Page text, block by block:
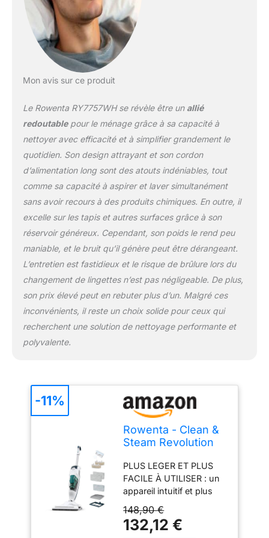
ESSENTIELLES : situé
sur la tête d'aspiration ;
versez quelques gouttes
d'huiles essentielles sur
vapeur diffuser le parfum
dans toute la pièce
REPARABILITE 15 ANS
AU JUSTE PRIX :
engagement de
réparabilité 15 ans au
juste prix grâce à notre
réseau de 6200
monde, pour contribuer
à la protection de
l’environnement et à la
réduction des déchets
SOLS : parquet,
carrelage, vinyle et
tapis/moquettes grâce à
l'accessoire Ultra Glider
assure une séparation
optimale de l'air et de la
poussière pour des
résultats et une
performance longue
durée ENTRETIEN
FACILE : le système de
cartouche anticalcaire
prolonge la durée de vie
nettoyage efficace
REMPLISSAGE
Mon avis sur ce produit
Le Rowenta RY7757WH se révèle être un allié
redoutablepour le ménage grâce à sa capacité à
nettoyer avec efficacité et à simplifier grandement le
quotidien. Son design attrayant et son cordon
d’alimentation long sont des atouts indéniables, tout
comme sa capacité à aspirer et laver simultanément
sans avoir recours à des produits chimiques. En outre, il
excelle sur les tapis et autres surfaces grâce à son
réservoir généreux. Cependant, son poids le rend peu
maniable, et le bruit qu’il génère peut être dérangeant.
L’entretien est fastidieux et le risque de brûlure lors du
changement de lingettes n’est pas négligeable. De plus,
son prix élevé peut en rebuter plus d’un. Malgré ces
inconvénients, il reste un choix solide pour ceux qui
recherchent une solution de nettoyage performante et
polyvalente.
Rowenta - Clean &
Steam Revolution
Vapeur 2-en-1-
7757w
PLUS LEGER ET PLUS
FACILE À UTILISER : un
appareil intuitif et plus
confort d'utilisation
optimal 2-EN-1 : il aspire
148,90 €
132,12 €
-11%